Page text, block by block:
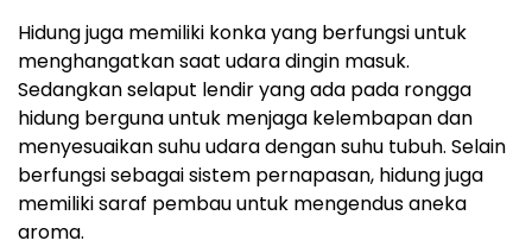
Hidung juga memiliki konka yang berfungsi untuk
menghangatkan saat udara dingin masuk.
Sedangkan selaput lendir yang ada pada rongga
hidung berguna untuk menjaga kelembapan dan
menyesuaikan suhu udara dengan suhu tubuh. Selain
berfungsi sebagai sistem pernapasan, hidung juga
memiliki saraf pembau untuk mengendus aneka
aroma.